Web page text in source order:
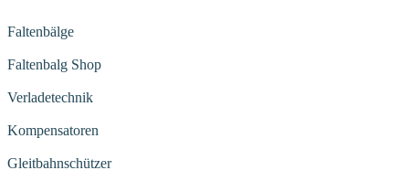
Faltenbälge
Faltenbalg Shop
Verladetechnik
Kompensatoren
Gleitbahnschützer